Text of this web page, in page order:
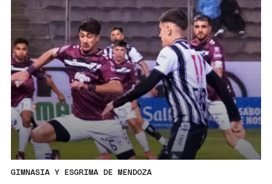
GIMNASIA Y ESGRIMA DE MENDOZA